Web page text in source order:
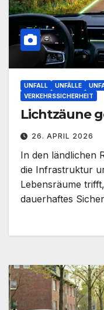
UNFALL UNFÄLLE
VERKEHRSSICHERHEIT
Lichtzäune
26. APRIL 2026
In den ländlichen
die Infrastruktur
Lebensräume
dauerhaftes